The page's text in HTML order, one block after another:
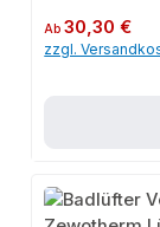
Regulärer Preis:
Ab30,30 €
zzgl.